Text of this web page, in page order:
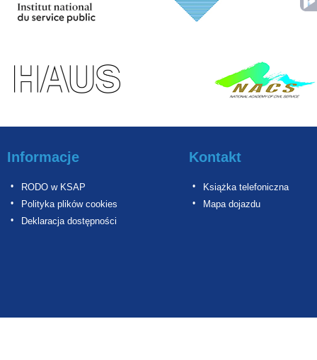
Informacje
RODO w KSAP
Polityka plików cookies
Deklaracja dostępności
Kontakt
Książka telefoniczna
Mapa dojazdu